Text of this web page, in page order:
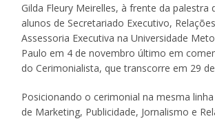
Gilda Fleury Meirelles, à frente da palestra
alunos de Secretariado Executivo,
Assessoria Executiva na Universidade
Paulo em 4 de novembro último em
do Cerimonialista, que transcorre em 29
Posicionando o cerimonial na mesma
de Marketing, Publicidade, Jornalismo e